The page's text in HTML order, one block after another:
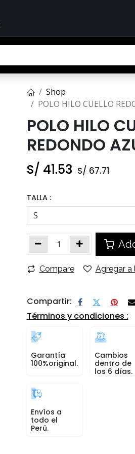
Shop
POLO HILO CUELLO
POLO HILO
REDONDO
S/ 41.53 S/67.71
TALLA :
Compare Agregar a
Compartir:
Términos y condiciones :
Garantía
100%original.
Cambios
dentro de
los 6 días.
Envíos a
todo el
Perú.